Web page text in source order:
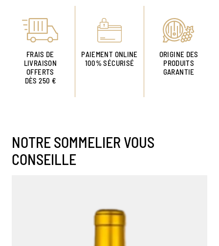
FRAIS DE
LIVRAISON
OFFERTS
DÈS 250 €
PAIEMENT ONLINE
100% SÉCURISÉ
ORIGINE DES
PRODUITS
GARANTIE
NOTRE SOMMELIER VOUS
CONSEILLE